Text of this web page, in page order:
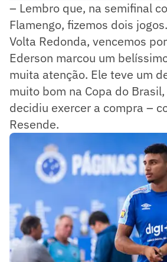
– Lembro que, na semifinal
Flamengo, fizemos dois
Volta Redonda, vencemos
Ederson marcou um
muita atenção. Ele teve um
muito bom na Copa do
decidiu exercer a compra –
Resende.